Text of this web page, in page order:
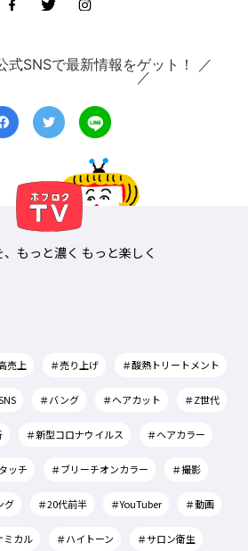
式SNSで最新情報をゲット！ ／
もっと濃く もっと楽しく
売上 ＃売り上げ ＃酸熱トリートメント
＃バング ＃ヘアカット ＃Z世代
＃新型コロナウイルス ＃ヘアカラー
ッチ ＃ブリーチオンカラー ＃撮影
グ ＃20代前半 ＃YouTuber ＃動画
ミカル ＃ハイトーン ＃サロン衛生